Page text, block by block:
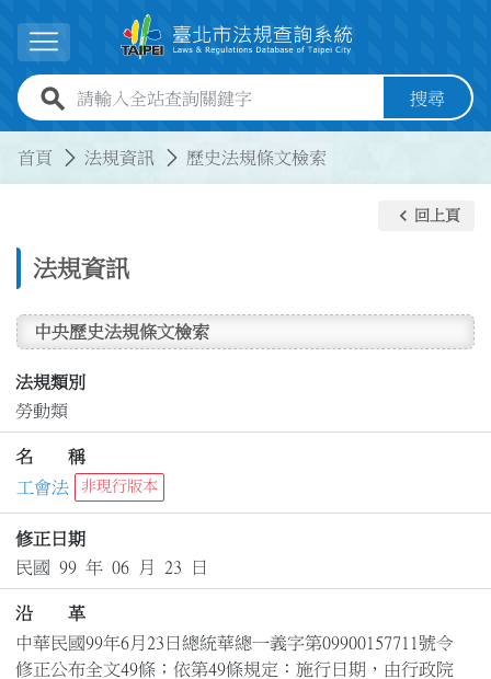
展開選單
全站查詢關鍵字欄位 搜尋
首頁 法規資訊 歷史法規條文檢索
法規資訊
keyboard_arrow_left 回上頁
中央歷史法規條文檢索
法規類別
勞動類
名 稱
工會法
非現行版本
修正日期
民國 99 年 06 月 23 日
沿 革
中華民國99年6月23日總統華總一義字第09900157711號令
修正公布全文49條；依第49條規定：施行日期，由行政院